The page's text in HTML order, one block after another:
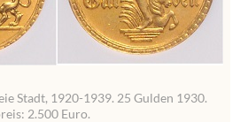
Stadt, 1920-1939. 25 Gulden 1930.
2.500 Euro.